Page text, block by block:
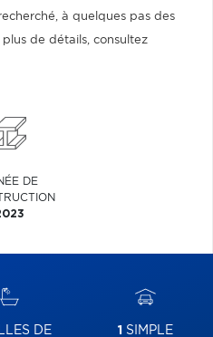
à quelques pas des
de détails, consultez
DE
DE
1 SIMPLE